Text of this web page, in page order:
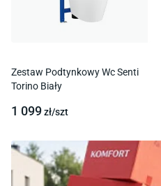
Zestaw Podtynkowy Wc Senti
Torino Biały
1 099zł/szt